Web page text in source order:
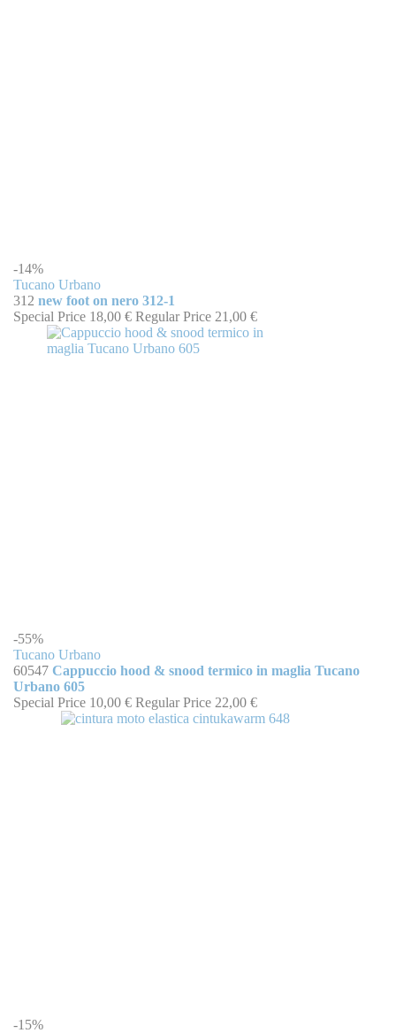
-14%
Tucano Urbano
312 new foot on nero 312-1
Special Price 18,00 € Regular Price 21,00 €
-55%
Tucano Urbano
60547 Cappuccio hood & snood termico in maglia Tucano
Urbano 605
Special Price 10,00 € Regular Price 22,00 €
-15%